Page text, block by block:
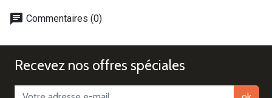
chat Commentaires (0)
Recevez nos offres spéciales